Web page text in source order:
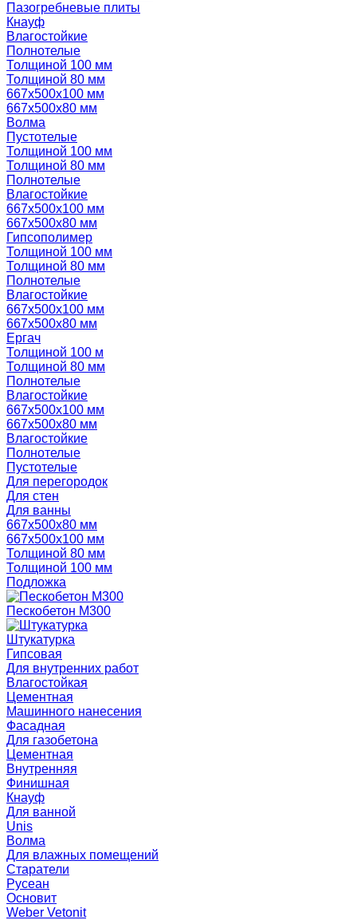
Пазогребневые плиты
Кнауф
Влагостойкие
Полнотелые
Толщиной 100 мм
Толщиной 80 мм
667х500х100 мм
667х500х80 мм
Волма
Пустотелые
Толщиной 100 мм
Толщиной 80 мм
Полнотелые
Влагостойкие
667х500х100 мм
667х500х80 мм
Гипсополимер
Толщиной 100 мм
Толщиной 80 мм
Полнотелые
Влагостойкие
667х500х100 мм
667х500х80 мм
Ергач
Толщиной 100 м
Толщиной 80 мм
Полнотелые
Влагостойкие
667х500х100 мм
667х500х80 мм
Влагостойкие
Полнотелые
Пустотелые
Для перегородок
Для стен
Для ванны
667х500х80 мм
667х500х100 мм
Толщиной 80 мм
Толщиной 100 мм
Подложка
Пескобетон М300
Штукатурка
Гипсовая
Для внутренних работ
Влагостойкая
Цементная
Машинного нанесения
Фасадная
Для газобетона
Цементная
Внутренняя
Финишная
Кнауф
Для ванной
Unis
Волма
Для влажных помещений
Старатели
Русеан
Основит
Weber Vetonit